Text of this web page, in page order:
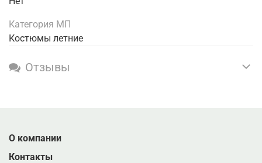
Категория МП
Костюмы летние
Отзывы
О компании
Контакты